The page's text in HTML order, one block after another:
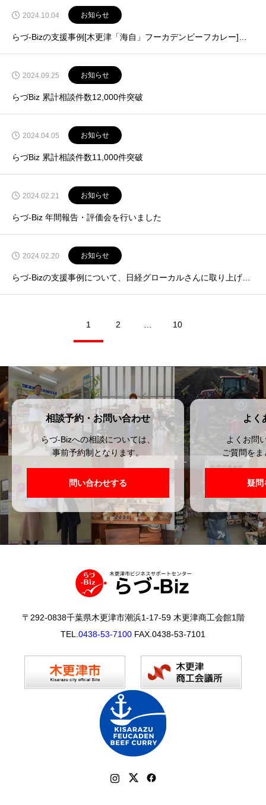
2024.10.04 お知らせ
2024.09.25 お知らせ
らづBiz 累計相談件数12,000件突破
2024.04.05 お知らせ
らづBiz 累計相談件数11,000件突破
2024.02.21 お知らせ
らづ-Biz 年間報告・評価会を行いました
2024.02.20 お知らせ
1 2 10
相談予約・お問い合わせ
らづ-Bizへの相談については、
事前予約制となります。
問い合わせする
よく
よくお問
ご質問を
疑問
〒292-0838千葉県木更津市潮浜1-17-59 木更津商工会館1階
TEL. 0438-53-7100 FAX.0438-53-7101